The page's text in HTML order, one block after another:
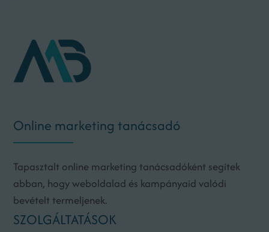
Online marketing tanácsadó
Tapasztalt online marketing tanácsadóként segítek
abban, hogy weboldalad és kampányaid valódi
bevételt termeljenek.
SZOLGÁLTATÁSOK